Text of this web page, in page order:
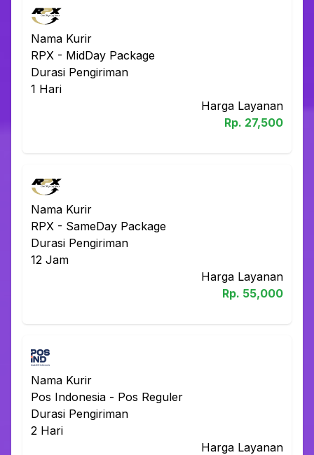
Nama Kurir
RPX - MidDay Package
Durasi Pengiriman
1 Hari
Harga Layanan
Rp. 27,500
Nama Kurir
RPX - SameDay Package
Durasi Pengiriman
12 Jam
Harga Layanan
Rp. 55,000
Nama Kurir
Pos Indonesia - Pos Reguler
Durasi Pengiriman
2 Hari
Harga Layanan